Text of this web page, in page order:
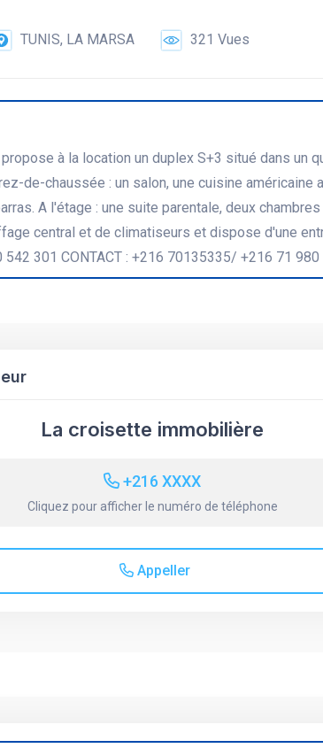
TUNIS, LA MARSA 321 Vues
à la location un duplex S+3 situé dans un
de-chaussée : un salon, une cuisine américaine
A l'étage : une suite parentale, deux
central et de climatiseurs et dispose d'une
301 CONTACT : +216 70135335/ +216 71
La croisette immobilière
+216 XXXX
Cliquez pour afficher le numéro de téléphone
Appeller